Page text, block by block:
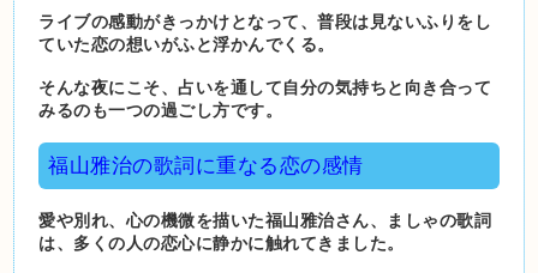
ライブの感動がきっかけとなって、普段は見ないふりをし
ていた恋の想いがふと浮かんでくる。
そんな夜にこそ、占いを通して自分の気持ちと向き合って
みるのも一つの過ごし方です。
福山雅治の歌詞に重なる恋の感情
愛や別れ、心の機微を描いた福山雅治さん、ましゃの歌詞
は、多くの人の恋心に静かに触れてきました。